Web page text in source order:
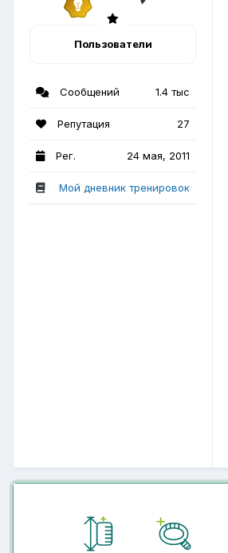
Пользователи
Сообщений 1.4 тыс
Репутация 27
Рег. 24 мая, 2011
Мой дневник тренировок